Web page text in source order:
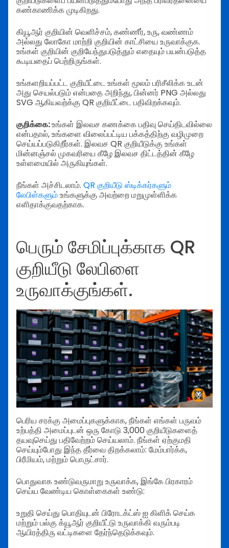
கண்காணிக்க முடிகிறது.
கியூஆர் குறியின் வெளிச்சம், கண்ணீர், உரு, வண்ணம்
அல்லது லோகோ மாற்றி குறியின் காட்சியை உருவாக்குக.
உங்கள் குறியின் குறியேந்துபடுத்தும் எதையும் பயன்படுத்த
கூடியதைப் பெற்றிருங்கள்.
உங்களறியப்பட்ட குறியீட்டை உங்கள் மூலம் பரிசீலிக்க உடன்
அது செயல்படும் என்பதை அறிந்து, பின்னர் PNG அல்லது
SVG ஆகியவற்க்கு QR குறியீட்டை பதிவிறக்கவும்.
குறிக்கை:உங்கள் இலவச கணக்கை பதிவு செய்திடவில்லை
என்பதால், உங்களை விலைப்பட்டிய பக்கத்திற்கு வழிமுறை
செய்யப்படுகிறீர்கள். இலவச QR குறியீடுக்கு உங்கள்
மின்னஞ்சல் முகவரியை கீழே இலவச திட்டத்தின் கீழே
உள்ளமையில் அருகியுங்கள்.
நீங்கள் அச்சிடலாம். QR குறியீடு ஸ்டிக்கர்களும்
லேபிள்களும்உங்களுக்கு அவற்றை மறுமுள்ளிக்க
எளிதாக்குவதற்காக.
பெரும் சேமிப்புக்காக QR
குறியீடு லேபிளை
உருவாக்குங்கள்.
பெரிய சரக்கு அமைப்புகளுக்காக, நீங்கள் எங்கள் பருவம்
உற்பத்தி அமைப்புடன் ஒரு கோடு 3,000 குறியீடுகளைத்
தயவுசெய்து பதிவேற்றம் செய்யலாம். நீங்கள் ஏற்குமதி
செய்யும்போது இந்த தீர்வை திறக்கலாம்: மேம்பார்க்க,
பிரீமியம், மற்றும் பொருட்சார்.
பொதுவாக உண்டுவருமாறு உருவாக்க, இங்கே பிரகாரம்
செய்ய வேண்டிய கொள்கைகள் உண்டு:
உறுதி செய்து பொதியுடன் பிரோடக்ட்ஸ் ஐ கிளிக் செய்க
மற்றும் பல்கு க்யூஆர் குறியீட்டு உருவாக்கி வரும்படி
ஆயிரத்திரு வட்டிகளை தேர்ந்தெடுக்கவும்.